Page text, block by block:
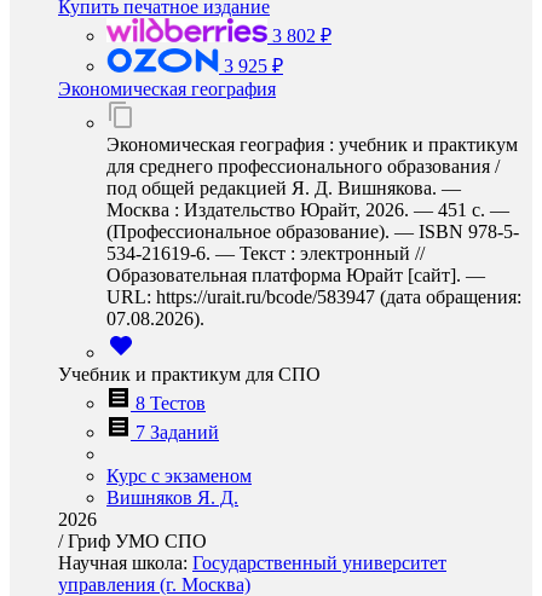
Купить печатное издание
3 802 ₽
3 925 ₽
Экономическая география
Экономическая география : учебник и практикум
для среднего профессионального образования /
под общей редакцией Я. Д. Вишнякова. —
Москва : Издательство Юрайт, 2026. — 451 с. —
(Профессиональное образование). — ISBN 978-5-
534-21619-6. — Текст : электронный //
Образовательная платформа Юрайт [сайт]. —
URL: https://urait.ru/bcode/583947 (дата обращения:
07.08.2026).
Учебник и практикум для СПО
8 Тестов
7 Заданий
Курс с экзаменом
Вишняков Я. Д.
2026
/Гриф УМО СПО
Научная школа: Государственный университет
управления (г. Москва)